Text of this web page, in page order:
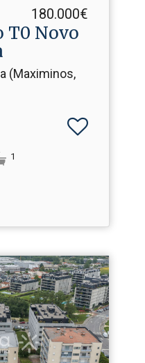
180.000€
T0 Novo
(Maximinos,
1